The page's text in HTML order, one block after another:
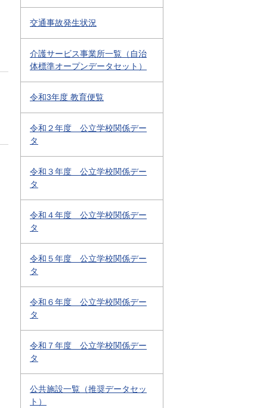
交通事故発生状況
介護サービス事業所一覧（自治
体標準オープンデータセット）
令和3年度 教育便覧
令和２年度 公立学校関係デー
タ
令和３年度 公立学校関係デー
タ
令和４年度 公立学校関係デー
タ
令和５年度 公立学校関係デー
タ
令和６年度 公立学校関係デー
タ
令和７年度 公立学校関係デー
タ
公共施設一覧（推奨データセッ
ト）